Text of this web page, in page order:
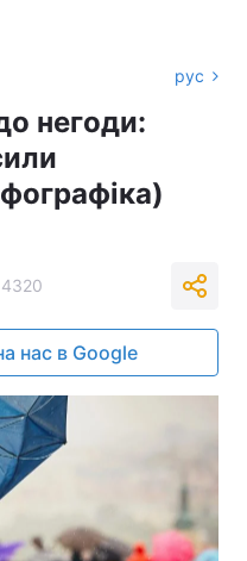
рус
негоди:
4320
нас в Google